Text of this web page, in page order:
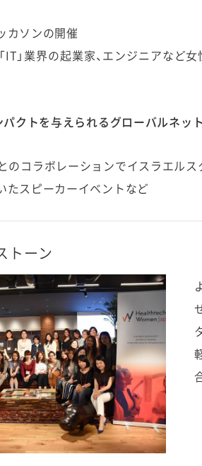
カソンの開催
「IT」業界の起業家、エンジニアな
クトを与えられるグローバルネッ
コラボレーションでイスラエル
たスピーカーイベントなど
トーン